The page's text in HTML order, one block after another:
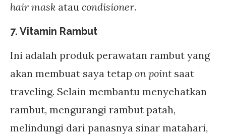
hair mask atau condisioner.
7. Vitamin Rambut
Ini adalah produk perawatan rambut yang
akan membuat saya tetap on point saat
traveling. Selain membantu menyehatkan
rambut, mengurangi rambut patah,
melindungi dari panasnya sinar matahari,